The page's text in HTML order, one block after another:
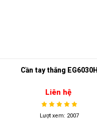
Cần tay thắng EG6030H
Liên hệ
Lượt xem: 2007